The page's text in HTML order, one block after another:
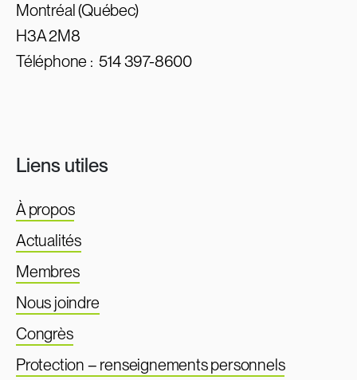
Montréal (Québec)
H3A 2M8
Téléphone :514 397-8600
Liens utiles
À propos
Actualités
Membres
Nous joindre
Congrès
Protection – renseignements personnels